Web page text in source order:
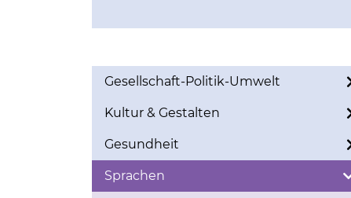
Gesellschaft-Politik-Umwelt
Kultur & Gestalten
Gesundheit
Sprachen